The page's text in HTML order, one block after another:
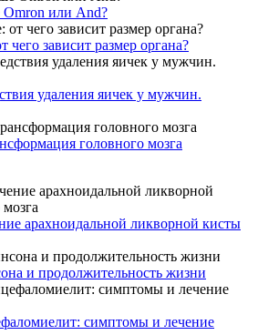
или And?
чего зависит размер органа?
удаления яичек у мужчин.
головного мозга
арахноидальной ликворной кисты
и продолжительность жизни
симптомы и лечение